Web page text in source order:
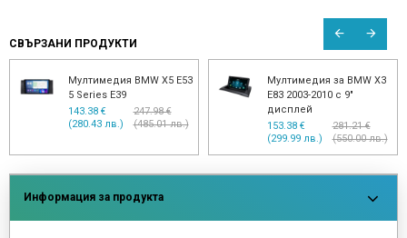
СВЪРЗАНИ ПРОДУКТИ
Мултимедия BMW
E81,E82,E87,E88
153.38 €
(299.99 лв.)
214.74 €
(419.99 лв.)
Мултимедия BMW
E81,E82,E87,E88 AC
153.38 €
(299.99 лв.)
(419.99 лв.)
Информация за продукта